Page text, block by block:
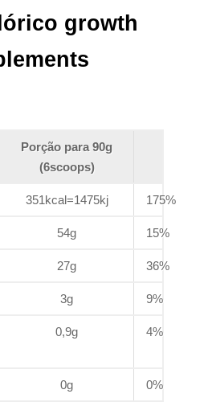
growth
Porção para 90g
(6scoops)
351kcal=1475kj 175%
54g 15%
27g 36%
3g 9%
0,9g 4%
0g 0%